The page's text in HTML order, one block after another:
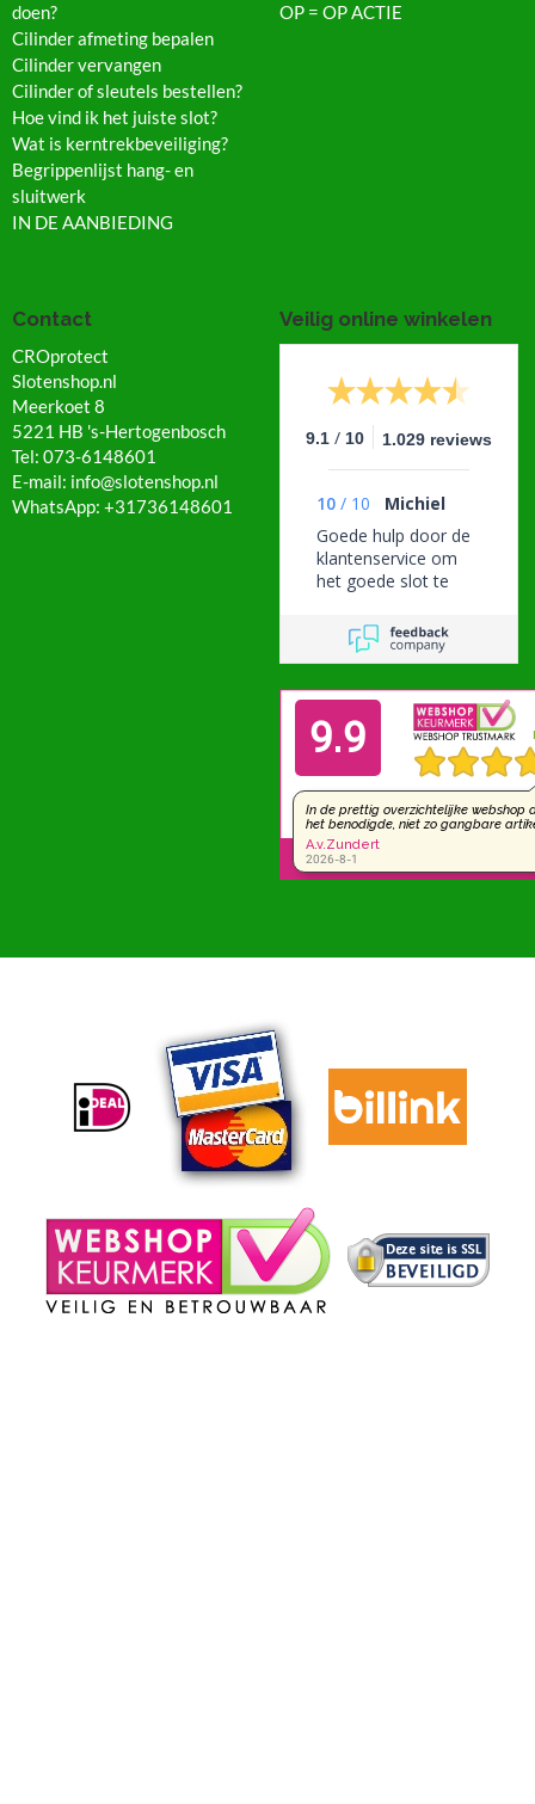
OP = OP ACTIE
doen?
Cilinder afmeting bepalen
Cilinder vervangen
Cilinder of sleutels bestellen?
Hoe vind ik het juiste slot?
Wat is kerntrekbeveiliging?
Begrippenlijst hang- en
sluitwerk
IN DE AANBIEDING
Contact
CROprotect
Slotenshop.nl
Meerkoet 8
5221 HB 's-Hertogenbosch
Tel: 073-6148601
E-mail: info@slotenshop.nl
WhatsApp: +31736148601
Veilig online winkelen
9.1 / 10 1.029 reviews
10 / 10
Michiel
Goede hulp door de
klantenservice om
het goede slot te
snel bezorgd.